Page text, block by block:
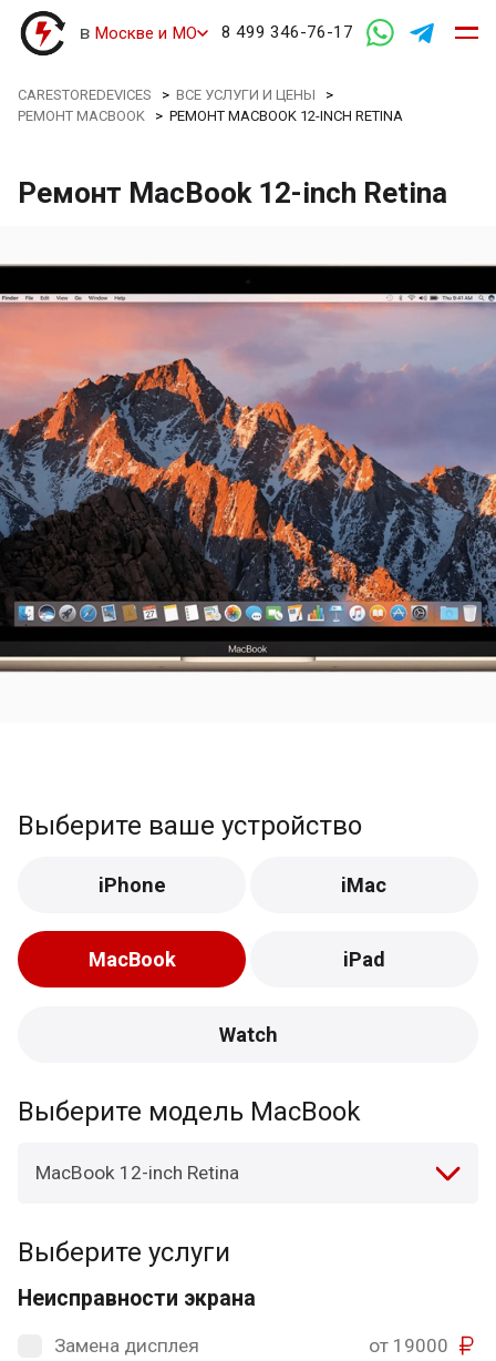
в Москве и МО 8 499 346-76-17
CARESTOREDEVICES >ВСЕ УСЛУГИ И ЦЕНЫ >
РЕМОНТ MACBOOK >РЕМОНТ MACBOOK 12-INCH RETINA
Ремонт MacBook 12-inch Retina
Выберите ваше устройство
iPhone iMac
MacBook iPad
Watch
Выберите модель MacBook
MacBook 12-inch Retina
Выберите услуги
Неисправности экрана
Замена дисплея
от 19000